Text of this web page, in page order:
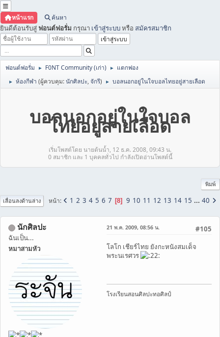
หน้าแรก ค้นหา
ยินดีต้อนรับสู่ ฟอนต์ฟอรั่ม กรุณา เข้าสู่ระบบหรือ สมัครสมาชิก
ฟอนต์ฟอรั่ม ► F0NT Community (เก่า) ► แตกฟอง
► ห้องกีฬา (ผู้ควบคุม:นักศิลปะ,จักรี) ► บอลนอกอยู่ในใจบอลไทยอยู่สายเลือด
บอลนอกอยู่ในใจบอล
ไทยอยู่สายเลือด
เริ่มโพสต์โดย นายต้นน้ำ, 12 ธ.ค. 2008, 09:43 น.
0 สมาชิก และ 1 บุคคลทั่วไป กำลังเปิดอ่านโพสต์นี้
พิมพ์
เลื่อนลงด้านล่าง หน้า 1 2 3 4 5 6 7 8 9 10 11 12 13 14 15 ... 40
นักศิลปะ
ฉันเป็น...
หมาสามหัว
#105
21 พ.ค. 2009, 08:56 น.
โลโก เชียร์ไทย ยังกะหนังสมเด็จ
พระนเรศวร
โรงเรียนสอนศิลปะทอศิลป์